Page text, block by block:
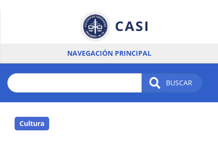
NAVEGACIÓN PRINCIPAL
BUSCAR
Cultura